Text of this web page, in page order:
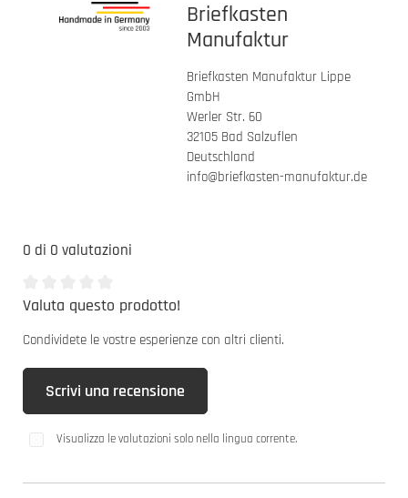
Briefkasten
Manufaktur
Briefkasten Manufaktur Lippe
GmbH
Werler Str. 60
32105 Bad Salzuflen
Deutschland
info@briefkasten-manufaktur.de
0 di 0 valutazioni
Valutazione media di 0 da 5 stelle
Valuta questo prodotto!
Condividete le vostre esperienze con altri clienti.
Scrivi una recensione
Visualizza le valutazioni solo nella lingua corrente.